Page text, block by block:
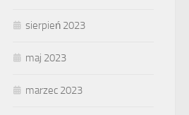
sierpień 2023
maj 2023
marzec 2023